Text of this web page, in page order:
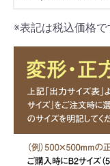
※表記は税込価格で